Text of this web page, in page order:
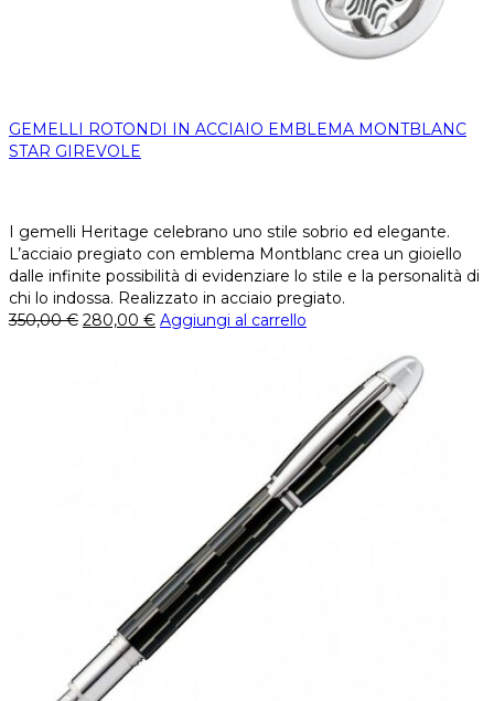
GEMELLI ROTONDI IN ACCIAIO EMBLEMA MONTBLANC
STAR GIREVOLE
I gemelli Heritage celebrano uno stile sobrio ed elegante.
L’acciaio pregiato con emblema Montblanc crea un gioiello
dalle infinite possibilità di evidenziare lo stile e la personalità di
chi lo indossa. Realizzato in acciaio pregiato.
350,00€ 280,00 € Aggiungi al carrello